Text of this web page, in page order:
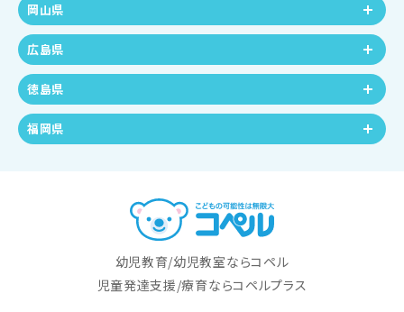
岡山県
広島県
徳島県
福岡県
幼児教育/幼児教室ならコペル
児童発達支援/療育ならコペルプラス